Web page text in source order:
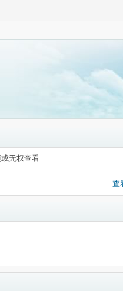
无权查看
查